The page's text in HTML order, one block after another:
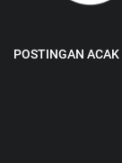
POSTINGAN ACAK